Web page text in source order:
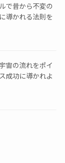
で昔から不変の
導かれる法則を
宙の流れをポイ
成功に導かれよ